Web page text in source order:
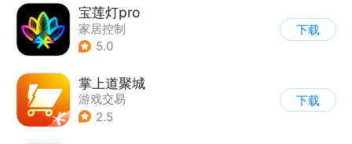
宝莲灯pro
家居控制
5.0
下载
掌上道聚城
游戏交易
2.5
下载